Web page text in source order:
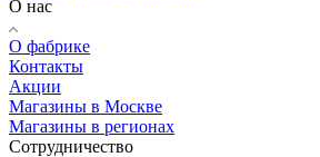
О нас
О фабрике
Контакты
Акции
Магазины в Москве
Магазины в регионах
Сотрудничество